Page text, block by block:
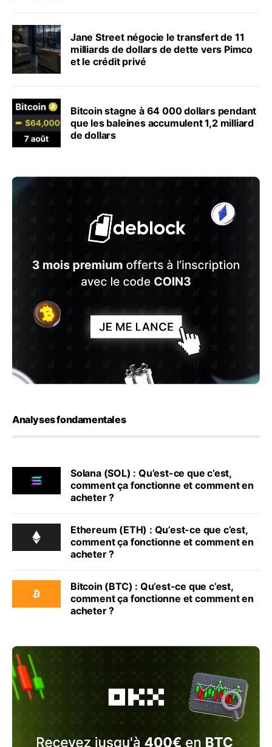
Jane Street négocie le transfert de 11
milliards de dollars de dette vers Pimco
et le crédit privé
Bitcoin stagne à 64 000 dollars pendant
que les baleines accumulent 1,2 milliard
de dollars
Analyses fondamentales
Solana (SOL) : Qu’est-ce que c’est,
comment ça fonctionne et comment en
acheter ?
Ethereum (ETH) : Qu’est-ce que c’est,
comment ça fonctionne et comment en
acheter ?
Bitcoin (BTC) : Qu’est-ce que c’est,
comment ça fonctionne et comment en
acheter ?